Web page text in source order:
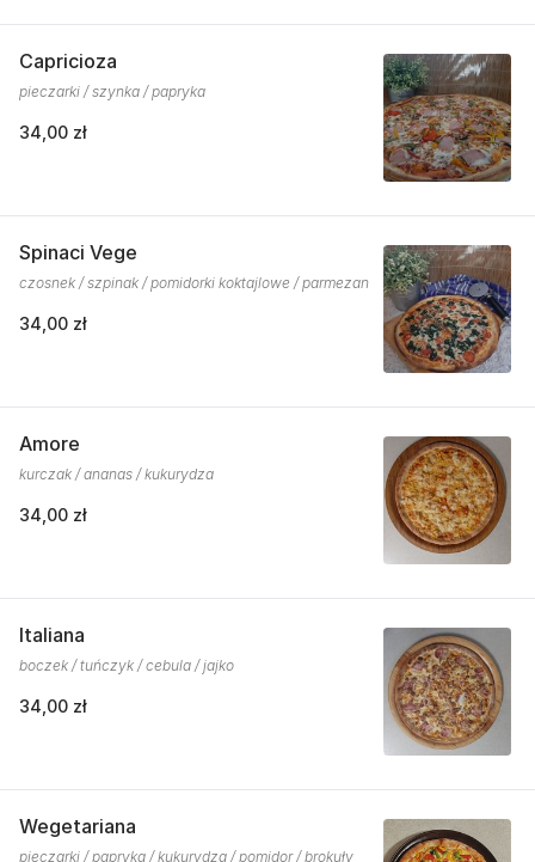
Capricioza
pieczarki / szynka / papryka
34,00 zł
Spinaci Vege
czosnek / szpinak / pomidorki koktajlowe / parmezan
34,00 zł
Amore
kurczak / ananas / kukurydza
34,00 zł
Italiana
boczek / tuńczyk / cebula / jajko
34,00 zł
Wegetariana
pieczarki / papryka / kukurydza / pomidor / brokuły